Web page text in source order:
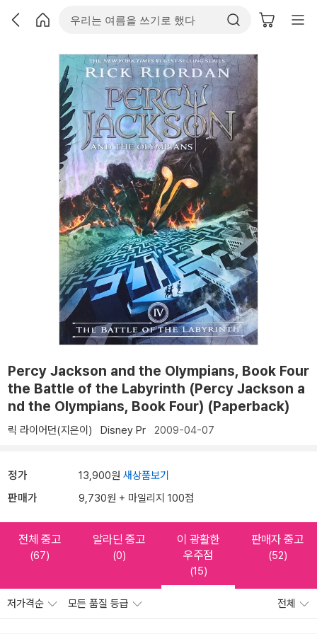
Percy Jackson and the Olympians, Book Four
the Battle of the Labyrinth (Percy Jackson a
nd the Olympians, Book Four) (Paperback)
릭 라이어던(지은이) Disney Pr 2009-04-07
정가 13,900원 새상품보기
판매가 9,730원 + 마일리지 100점
전체 중고
(67)
알라딘 중고
(0)
이 광활한
우주점
(15)
판매자 중고
(52)
저가격순 모든 품질 등급 전체